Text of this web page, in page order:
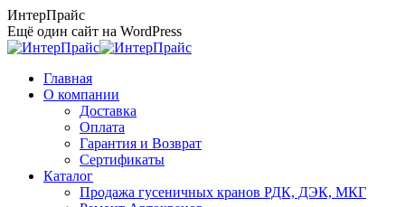
Перейти
к
содержанию
ИнтерПрайс
Ещё один сайт на WordPress
Главная
О компании
Доставка
Оплата
Гарантия и Возврат
Сертификаты
Каталог
Продажа гусеничных кранов РДК, ДЭК, МКГ